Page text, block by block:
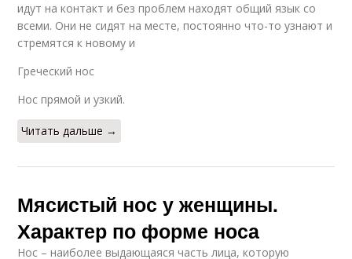
идут на контакт и без проблем находят общий язык со
всеми. Они не сидят на месте, постоянно что-то узнают и
стремятся к новому и
Греческий нос
Нос прямой и узкий.
Читать дальше →
Мясистый нос у женщины.
Характер по форме носа
Нос – наиболее выдающаяся часть лица, которую